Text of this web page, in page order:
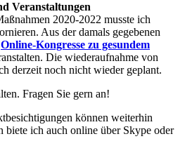
Veranstaltungen
2020-2022 musste ich
Aus der damals gegebenen
Online-Kongresse zu gesundem
Die wiederaufnahme von
derzeit noch nicht wieder geplant.
Fragen Sie gern an!
können weiterhin
biete ich auch online über Skype oder